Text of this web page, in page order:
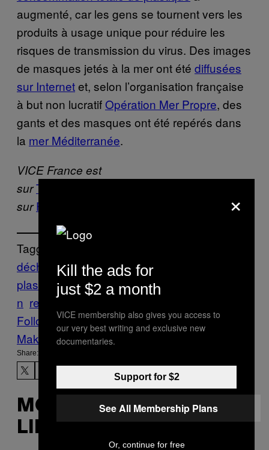
augmenté, car les gens se tournent vers les
produits à usage unique pour réduire les
risques de transmission du virus. Des images
de masques jetés à la mer ont été diffusées
sur Internetet, selon l’organisation française
à but non lucratifOpération Mer Propre, des
gants et des masques ont été repérés dans
la mer Méditerranée.
VICE France est
surTwitter
sur Flipboard
Tagged:
déchets
plastiques environnement plastique
n recyclage
Follow Us On Discover
Make Us Preferred In Top Stories
Share:
MORE
LIKE THIS
×
Kill the ads for
just $2 a month
VICE membership also gives you access to
our very best writing and exclusive new
documentaries.
Support for $2
See All Membership Plans
Or, continue for free